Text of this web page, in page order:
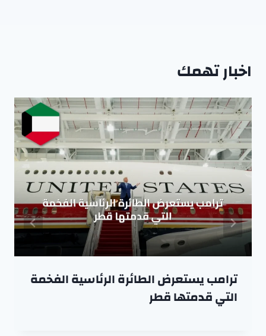
اخبار تهمك
ترامب يستعرض الطائرة الرئاسية الفخمة
التي قدمتها قطر